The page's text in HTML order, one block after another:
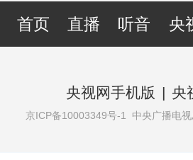
首页 直播 听音 央
央视网手机版 | 央
京ICP备10003349号-1 中央广播电